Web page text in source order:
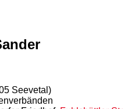
Seevetal)